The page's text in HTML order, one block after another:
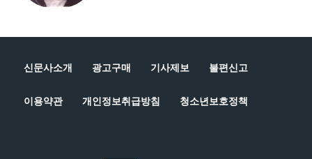
신문사소개 광고구매 기사제보 불편신고
이용약관 개인정보취급방침 청소년보호정책